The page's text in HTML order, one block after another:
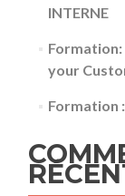
INTERNE
Formation:
your
Formation